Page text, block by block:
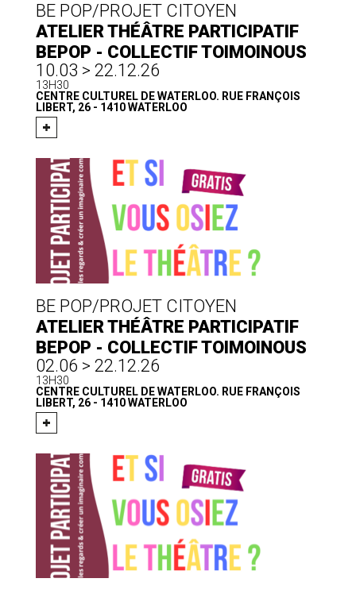
BE POP/PROJET CITOYEN
ATELIER THÉÂTRE PARTICIPATIF
BEPOP - COLLECTIF TOIMOINOUS
10.03 > 22.12.26
13H30
CENTRE CULTUREL DE WATERLOO. RUE FRANÇOIS
LIBERT, 26 - 1410 WATERLOO
BE POP/PROJET CITOYEN
ATELIER THÉÂTRE PARTICIPATIF
BEPOP - COLLECTIF TOIMOINOUS
02.06 > 22.12.26
13H30
CENTRE CULTUREL DE WATERLOO. RUE FRANÇOIS
LIBERT, 26 - 1410 WATERLOO